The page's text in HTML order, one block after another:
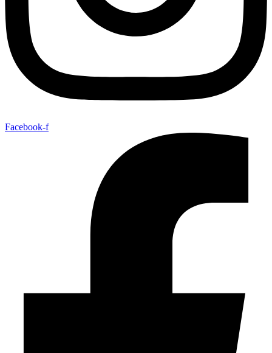
Facebook-f